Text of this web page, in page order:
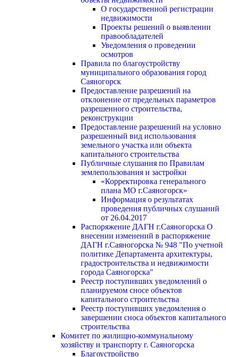
О государственной регистрации
недвижимости
Проекты решений о выявлении
правообладателей
Уведомления о проведении
осмотров
Правила по благоустройству
муниципального образования город
Саяногорск
Предоставление разрешений на
отклонение от предельных параметров
разрешенного строительства,
реконструкции
Предоставление разрешений на условно
разрешенный вид использования
земельного участка или объекта
капитального строительства
Публичные слушания по Правилам
землепользования и застройки
«Корректировка генерального
плана МО г.Саяногорск»
Информация о результатах
проведения публичных слушаний
от 26.04.2017
Распоряжение ДАГН г.Саяногорска О
внесении изменений в распоряжение
ДАГН г.Саяногорска № 948 "По учетной
политике Департамента архитектуры,
градостроительства и недвижимости
города Саяногорска"
Реестр поступивших уведомлений о
планируемом сносе объектов
капитального строительства
Реестр поступивших уведомления о
завершении сноса объектов капитального
строительства
Комитет по жилищно-коммунальному
хозяйству и транспорту г. Саяногорска
Благоустройство